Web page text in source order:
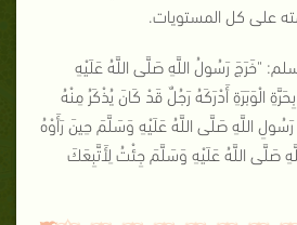
على كل المستويات.
"خَرَجَ رَسُولُ اللَّهِ صَلَّى اللَّهُ عَلَيْهِ
الْوَبَرَةِ أَدْرَكَهُ رَجُلٌ قَدْ كَانَ يُذْكَرُ مِنْهُ
اللَّهِ صَلَّى اللَّهُ عَلَيْهِ وَسَلَّمَ حِينَ رَأَوْهُ
صَلَّى اللَّهُ عَلَيْهِ وَسَلَّمَ جِئْتُ لِأَتَّبِعَكَ